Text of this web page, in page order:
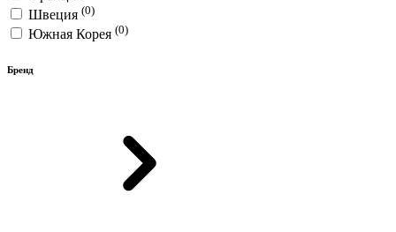
Швеция (0)
Южная Корея (0)
Бренд